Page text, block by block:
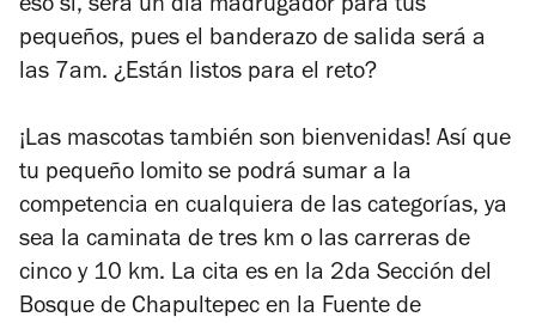
eso sí, será un día madrugador para tus
pequeños, pues el banderazo de salida será a
las 7am. ¿Están listos para el reto?
¡Las mascotas también son bienvenidas! Así que
tu pequeño lomito se podrá sumar a la
competencia en cualquiera de las categorías, ya
sea la caminata de tres km o las carreras de
cinco y 10 km. La cita es en la 2da Sección del
Bosque de Chapultepec en la Fuente de